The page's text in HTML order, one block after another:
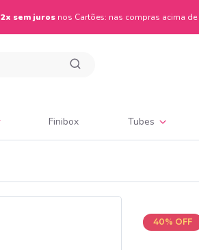
2x sem jurosnos Cartões: nas compras acima de
Finibox Tubes
40% OFF